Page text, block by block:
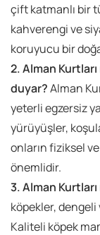
çift katmanlı bir
kahverengi ve
koruyucu bir
2. Alman
duyar?Alman
yeterli egzersiz
yürüyüşler,
onların fiziksel
önemlidir.
3. Alman
köpekler,
Kaliteli köpek